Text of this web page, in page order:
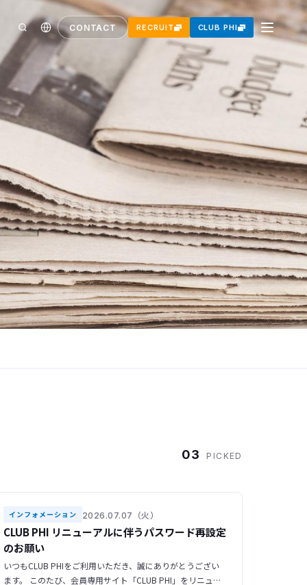
CONTACT RECRUIT CLUB PHI
03 PICKED
インフォメーション 2026.07.07（火）
CLUB PHI リニューアルに伴うパスワード再設定
のお願い
いつもCLUB PHIをご利用いただき、誠にありがとうござい
ます。 このたび、会員専用サイト「CLUB PHI」をリニュー